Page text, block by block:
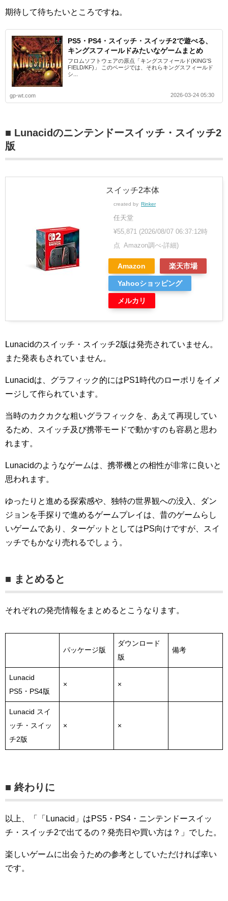
期待して待ちたいところですね。
PS5・PS4・スイッチ・スイッチ2で遊べる、
キングスフィールドみたいなゲームまとめ
フロムソフトウェアの原点「キングスフィールド(KING'S
FIELD/KF)」 このページでは、それらキングスフィールド
シ...
gp-wt.com 2026-03-24 05:30
■ Lunacidのニンテンドースイッチ・スイッチ2
版
スイッチ2本体
created by Rinker
任天堂
¥55,871 (2026/08/07 06:37:12時
点 Amazon調べ-詳細)
Amazon 楽天市場
Yahooショッピング
メルカリ
Lunacidのスイッチ・スイッチ2版は発売されていません。
また発表もされていません。
Lunacidは、グラフィック的にはPS1時代のローポリをイメ
ージして作られています。
当時のカクカクな粗いグラフィックを、あえて再現してい
るため、スイッチ及び携帯モードで動かすのも容易と思わ
れます。
Lunacidのようなゲームは、携帯機との相性が非常に良いと
思われます。
ゆったりと進める探索感や、独特の世界観への没入、ダン
ジョンを手探りで進めるゲームプレイは、昔のゲームらし
いゲームであり、ターゲットとしてはPS向けですが、スイ
ッチでもかなり売れるでしょう。
■ まとめると
それぞれの発売情報をまとめるとこうなります。
パッケージ版
ダウンロード
版
備考
Lunacid
PS5・PS4版
× ×
Lunacid スイ
ッチ・スイッ
チ2版
× ×
■ 終わりに
以上、「「Lunacid」はPS5・PS4・ニンテンドースイッ
チ・スイッチ2で出てるの？発売日や買い方は？」でした。
楽しいゲームに出会うための参考としていただければ幸い
です。